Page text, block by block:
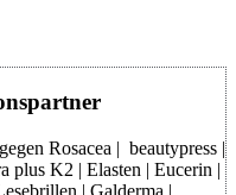
Rosacea | beautypress |
plus K2 | Elasten | Eucerin |